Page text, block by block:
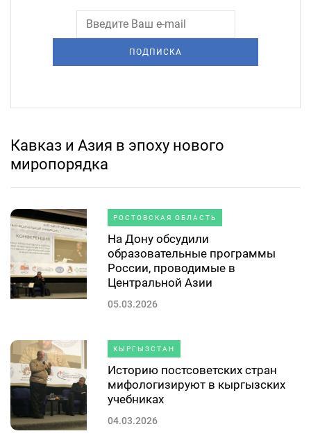
ПОДПИСКА
Кавказ и Азия в эпоху нового
миропорядка
РОСТОВСКАЯ ОБЛАСТЬ
На Дону обсудили
образовательные программы
России, проводимые в
Центральной Азии
05.03.2026
КЫРГЫЗСТАН
Историю постсоветских стран
мифологизируют в кыргызских
учебниках
04.03.2026